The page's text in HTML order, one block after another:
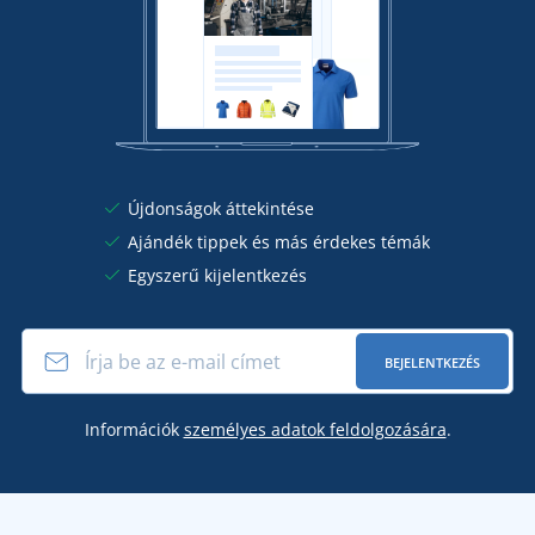
Újdonságok áttekintése
Ajándék tippek és más érdekes témák
Egyszerű kijelentkezés
BEJELENTKEZÉS
Információk személyes adatok feldolgozására.